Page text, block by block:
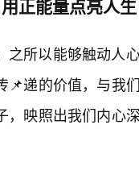
正能量点亮人生
所以能够触动人
递的价值，与我
映照出我们内心